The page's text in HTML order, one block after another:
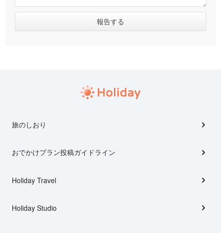
旅のしおり
おでかけプラン投稿ガイドライン
Holiday Travel
Holiday Studio